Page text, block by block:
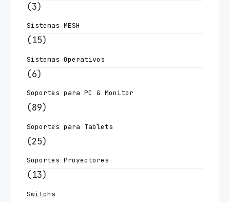
(3)
Sistemas MESH
(15)
Sistemas Operativos
(6)
Soportes para PC & Monitor
(89)
Soportes para Tablets
(25)
Soportes Proyectores
(13)
Switchs